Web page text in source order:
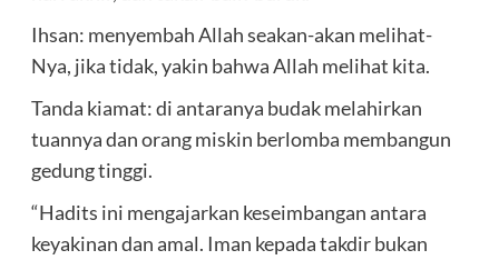
Ihsan: menyembah Allah seakan-akan melihat-
Nya, jika tidak, yakin bahwa Allah melihat kita.
Tanda kiamat: di antaranya budak melahirkan
tuannya dan orang miskin berlomba membangun
gedung tinggi.
“Hadits ini mengajarkan keseimbangan antara
keyakinan dan amal. Iman kepada takdir bukan